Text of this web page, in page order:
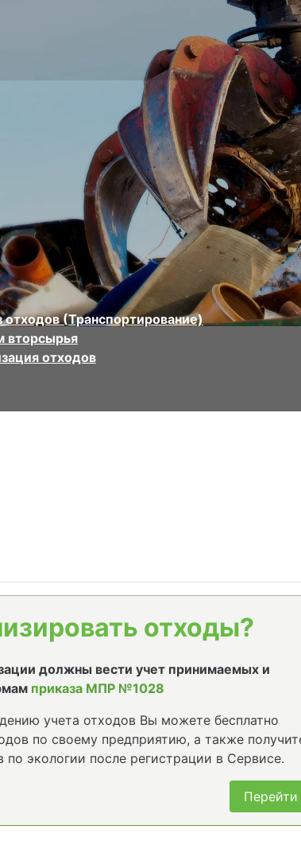
отходов (Транспортирование)
вторсырья
отходов
отходы?
должны вести учет принимаемых и
приказа МПР №1028
учета отходов Вы можете бесплатно
по своему предприятию, а также
по экологии после регистрации в Сервисе.
Перейти